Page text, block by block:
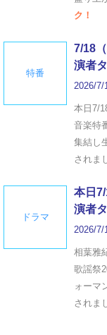
ク！
特番
7/18
演者
2026/7/
本日7/
音楽特
集結し
されま
ドラマ
本日
演者
2026/7/
相葉雅
歌謡祭
ォーマ
されま